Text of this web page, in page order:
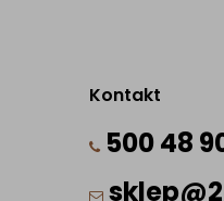
Kontakt
500 48